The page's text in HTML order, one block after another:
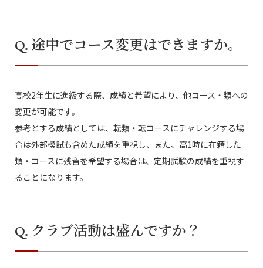
Q. 途中でコース変更はできますか。
高校2年生に進級する際、成績と希望により、他コース・類への
変更が可能です。
参考とする成績としては、転類・転コースにチャレンジする場
合は外部模試も含めた成績を重視し、また、高1時に在籍した
類・コースに残留を希望する場合は、定期試験の成績を重視す
ることになります。
Q. クラブ活動は盛んですか？